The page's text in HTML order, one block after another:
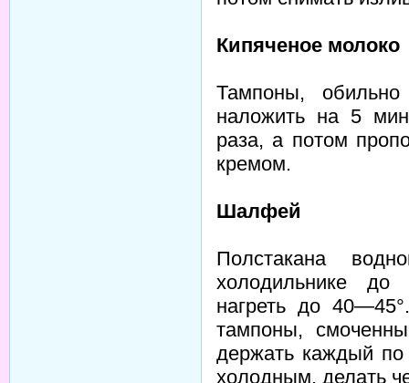
Кипяченое молоко
Тампоны,
наложить на 5
раза, а потом
кремом.
Шалфей
Полстакана
холодильнике
нагреть до
тампоны,
держать каждый
холодным, делать